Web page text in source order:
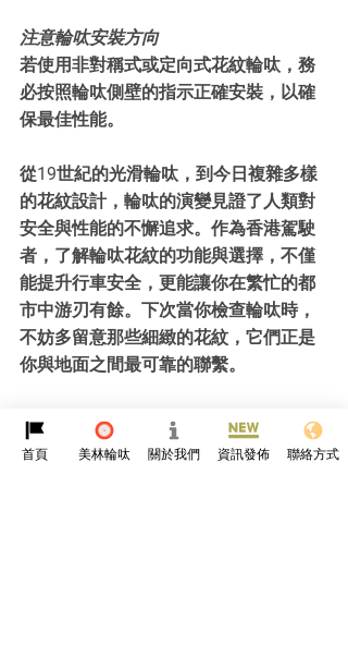
注意輪呔安裝方向
若使用非對稱式或定向式花紋輪呔，務
必按照輪呔側壁的指示正確安裝，以確
保最佳性能。
從19世紀的光滑輪呔，到今日複雜多樣
的花紋設計，輪呔的演變見證了人類對
安全與性能的不懈追求。作為香港駕駛
者，了解輪呔花紋的功能與選擇，不僅
能提升行車安全，更能讓你在繁忙的都
市中游刃有餘。下次當你檢查輪呔時，
不妨多留意那些細緻的花紋，它們正是
你與地面之間最可靠的聯繫。
參考資料
https://www.tiretechnologyinternational.
首頁 美林輪呔 關於我們 資訊發佈 聯絡方式